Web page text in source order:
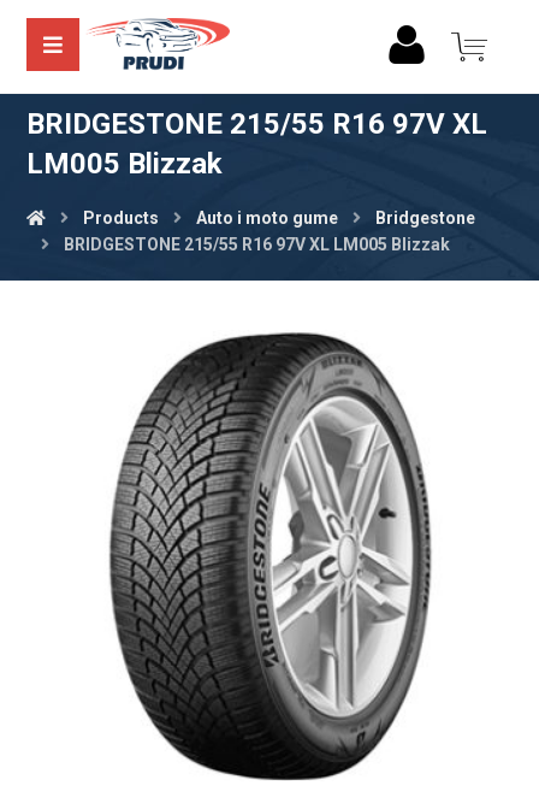
BRIDGESTONE 215/55 R16 97V XL
LM005 Blizzak
Products Auto i moto gume
Bridgestone
BRIDGESTONE 215/55 R16 97V XL LM005 Blizzak